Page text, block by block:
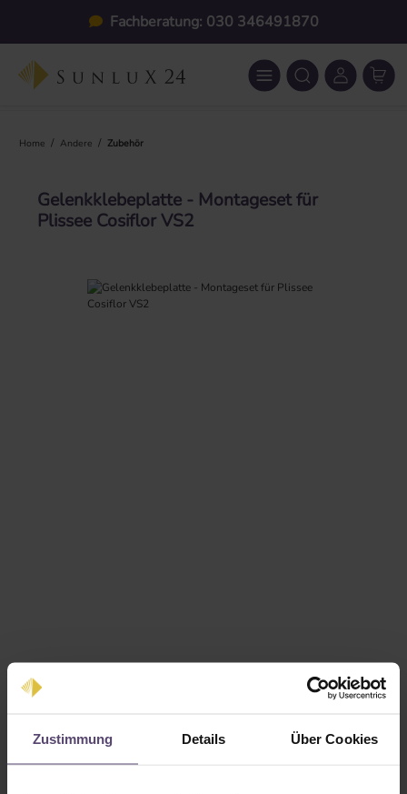
Zustimmung Details Über Cookies
Zum Hauptinhalt springenFachberatung: 030 346491870
Home / Andere / Zubehör
Gelenkklebeplatte - Montageset für
Plissee Cosiflor VS2
Bildergalerie überspringen
12,88 €